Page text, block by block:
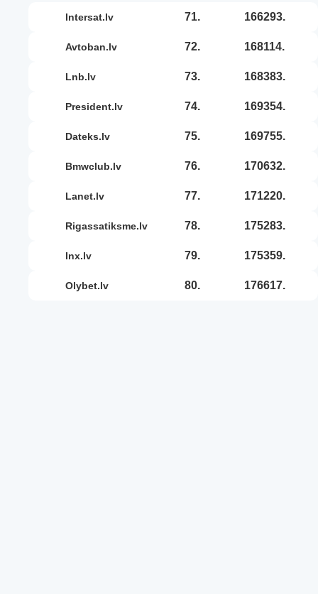
intersat.lv 71. 166293.
avtoban.lv 72. 168114.
lnb.lv 73. 168383.
president.lv 74. 169354.
dateks.lv 75. 169755.
bmwclub.lv 76. 170632.
lanet.lv 77. 171220.
rigassatiksme.lv 78. 175283.
inx.lv 79. 175359.
olybet.lv 80. 176617.